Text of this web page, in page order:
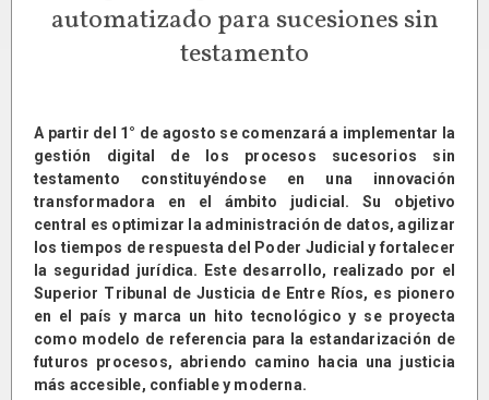
automatizado para sucesiones sin
testamento
A partir del 1° de agosto se comenzará a implementar la
gestión digital de los procesos sucesorios sin
testamento constituyéndose en una innovación
transformadora en el ámbito judicial. Su objetivo
central es optimizar la administración de datos, agilizar
los tiempos de respuesta del Poder Judicial y fortalecer
la seguridad jurídica. Este desarrollo, realizado por el
Superior Tribunal de Justicia de Entre Ríos, es pionero
en el país y marca un hito tecnológico y se proyecta
como modelo de referencia para la estandarización de
futuros procesos, abriendo camino hacia una justicia
más accesible, confiable y moderna.